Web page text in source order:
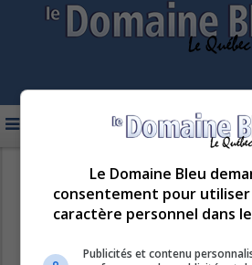
LE DOMAINE BLEULe Domaine Bleu
consentement pour utiliser
caractère personnel dans
Publicités et contenu